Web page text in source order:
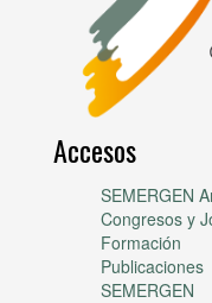
Accesos
SEMERGEN
Congresos y
Formación
Publicaciones
SEMERGEN